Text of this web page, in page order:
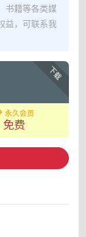
书籍等各类媒
益，可联系我
下载
永久会员
免费